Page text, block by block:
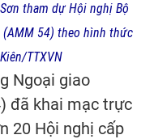
tham dự Hội nghị Bộ
54) theo hình thức
TTXVN
Ngoại giao
đã khai mạc trực
20 Hội nghị cấp